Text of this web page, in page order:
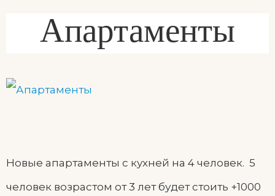
Апартаменты
Новые апартаменты с кухней на 4 человек. 5
человек возрастом от 3 лет будет стоить +1000